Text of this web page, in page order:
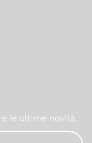
le ultime novità.